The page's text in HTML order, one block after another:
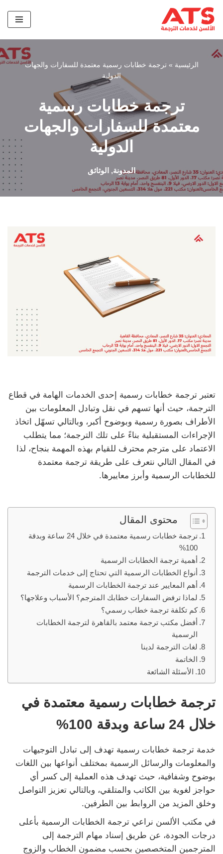
تخطى
إلى
المحتوى
الرئيسية »ترجمة خطابات رسمية معتمدة للسفارات والجهات
الدولية
ترجمة خطابات رسمية
معتمدة للسفارات والجهات
الدولية
المدونة, الوثائق
تعتبر ترجمة خطابات رسمية إحدى الخدمات الهامة في قطاع
الترجمة، حيث أنها تسهم في نقل وتبادل المعلومات بين
الأطراف بصورة رسمية وبوضوح أكبر، وبالتالي تسهّل اتخاذ
الإجراءات المستقبلية بناءً على تلك الترجمة؛ مما يتطلب
الاعتماد على مترجم محترف للقيام بهذه المهمة بنجاح، لذا
في المقال التالي نتعرف على طريقة ترجمة معتمدة
للخطابات الرسمية وأبرز معاييرها.
محتوى المقال
ترجمة خطابات رسمية معتمدة في خلال 24 ساعة وبدقة
100%
أهمية ترجمة الخطابات الرسمية
أنواع الخطابات الرسمية التي تحتاج إلى خدمات الترجمة
أهم المعايير عند ترجمة الخطابات الرسمية
لماذا ترفض السفارات خطابك المترجم؟ الأسباب وعلاجها؟
كم تكلفة ترجمة خطاب رسمي؟
أفضل مكتب ترجمة معتمد بالقاهرة لترجمة الخطابات
الرسمية
لغات الترجمة لدينا
الخاتمة
الأسئلة الشائعة
ترجمة خطابات رسمية معتمدة في
خلال 24 ساعة وبدقة 100%
خدمة ترجمة خطابات رسمية تهدف إلى تبادل التوجيهات
والمعلومات والرسائل الرسمية بمختلف أنواعها بين اللغات
بوضوح وشفافية، حيث تهدف هذه العملية إلى كسر أي
حواجز لغوية بين الكاتب والمتلقي، وبالتالي تعزيز التواصل
وخلق المزيد من الروابط بين الطرفين.
في مكتب الألسن نراعي ترجمة الخطابات الرسمية بأعلى
درجات الجودة، عن طريق إسناد مهام الترجمة إلى
المترجمين المتخصصين بحسب مضمون الخطاب والزوج